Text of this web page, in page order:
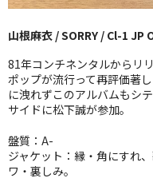
BLUE NOTE
JAZZ-EU
JAZZ-JP
JAZZ-VOCAL
J-POP
ROCK
山根麻衣 / SORRY / Cl-1 JP
81年コンチネンタルからリ
ポップが流行って再評価著
に洩れずこのアルバムもシ
サイドに松下誠が参加。
盤質：A-
ジャケット：縁・角にすれ
ワ・裏しみ。